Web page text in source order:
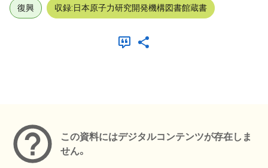
復興 収録:日本原子力研究開発機構図書館蔵書
この資料にはデジタルコンテンツが存在しま
せん。